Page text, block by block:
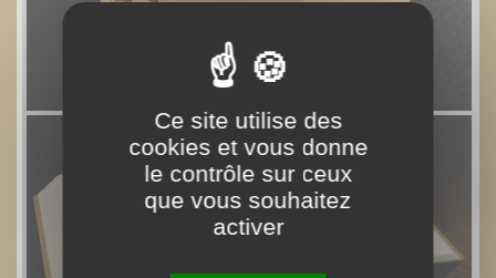
Ce site utilise des
cookies et vous donne
le contrôle sur ceux
que vous souhaitez
activer